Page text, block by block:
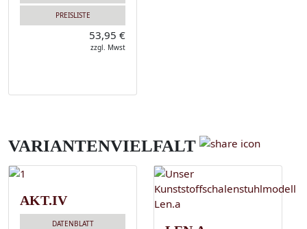
PREISLISTE
53,95 €
zzgl. Mwst
VARIANTENVIELFALT
AKT.IV
DATENBLATT